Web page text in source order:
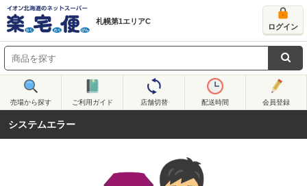
札幌第1エリアC
ログイン
売場から探す ご利用ガイド 店舗切替 配送時間 会員登録
システムエラー